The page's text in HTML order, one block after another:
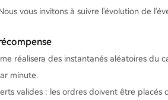
vous invitons à suivre l'évolution de
réalisera des instantanés aléatoires du
minute.
valides : les ordres doivent être